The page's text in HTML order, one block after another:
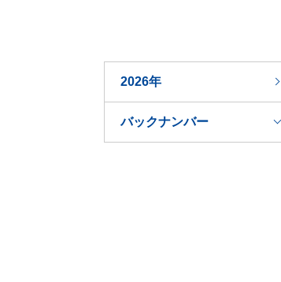
2026年
バックナンバー